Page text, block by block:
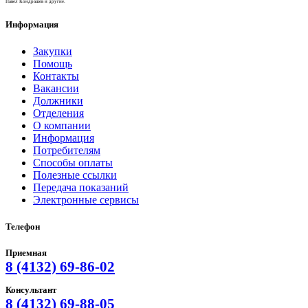
Павел Кондрашев и другие.
Информация
Закупки
Помощь
Контакты
Вакансии
Должники
Отделения
О компании
Информация
Потребителям
Способы оплаты
Полезные ссылки
Передача показаний
Электронные сервисы
Телефон
Приемная
8 (4132) 69-86-02
Консультант
8 (4132) 69-88-05